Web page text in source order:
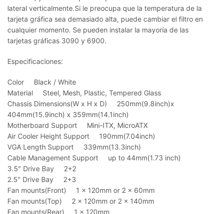
lateral verticalmente.Si le preocupa que la temperatura de la
tarjeta gráfica sea demasiado alta, puede cambiar el filtro en
cualquier momento. Se pueden instalar la mayoría de las
tarjetas gráficas 3090 y 6900.
Especificaciones:
Color Black / White
Material Steel, Mesh, Plastic, Tempered Glass
Chassis Dimensions(W x H x D) 250mm(9.8inch)x
404mm(15.9inch) x 359mm(14.1inch)
Motherboard Support Mini-ITX, MicroATX
Air Cooler Height Support 190mm(7.04inch)
VGA Length Support 339mm(13.3inch)
Cable Management Support up to 44mm(1.73 inch)
3.5″ Drive Bay 2+2
2.5″ Drive Bay 2+3
Fan mounts(Front) 1 x 120mm or 2 x 60mm
Fan mounts(Top) 2 x 120mm or 2 x 140mm
Fan mounts(Rear) 1 x 120mm